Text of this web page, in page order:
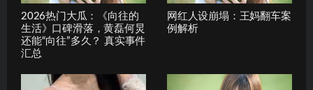
2026热门大瓜：《向往的
生活》口碑滑落，黄磊何炅
还能“向往”多久？ 真实事件
汇总
网红人设崩塌：王妈翻车案
例解析